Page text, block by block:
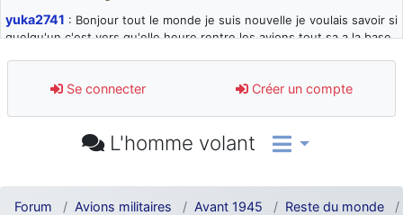
yuka2741 : Bonjour tout le monde je suis nouvelle je voulais savoir si
quelqu'un c'est vers qu'elle heure rentre les avions tout sa a la base
d9pouces: désolé pour les quelques blocages du site ces derniers
jours : je teste des méthodes contre le spam et les bots trop nocifs
: Super, la nouvelle bannière
comprendre
Se connecter Créer un compte
L'homme volant
Forum Avions militaires Avant 1945 Reste du monde